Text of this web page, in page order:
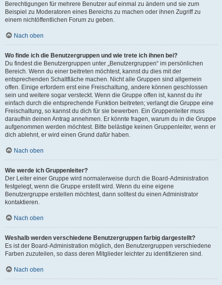
Berechtigungen für mehrere Benutzer auf einmal zu ändern und sie zum
Beispiel zu Moderatoren eines Bereichs zu machen oder ihnen Zugriff zu
einem nichtöffentlichen Forum zu geben.
Nach oben
Wo finde ich die Benutzergruppen und wie trete ich ihnen bei?
Du findest die Benutzergruppen unter „Benutzergruppen“ im persönlichen
Bereich. Wenn du einer beitreten möchtest, kannst du dies mit der
entsprechenden Schaltfläche machen. Nicht alle Gruppen sind allgemein
offen. Einige erfordern erst eine Freischaltung, andere können geschlossen
sein und weitere sogar versteckt. Wenn die Gruppe offen ist, kannst du ihr
einfach durch die entsprechende Funktion beitreten; verlangt die Gruppe eine
Freischaltung, so kannst du dich für sie bewerben. Ein Gruppenleiter muss
daraufhin deinen Antrag annehmen. Er könnte fragen, warum du in die Gruppe
aufgenommen werden möchtest. Bitte belästige keinen Gruppenleiter, wenn er
dich ablehnt, er wird einen Grund dafür haben.
Nach oben
Wie werde ich Gruppenleiter?
Der Leiter einer Gruppe wird normalerweise durch die Board-Administration
festgelegt, wenn die Gruppe erstellt wird. Wenn du eine eigene
Benutzergruppe erstellen möchtest, dann solltest du einen Administrator
kontaktieren.
Nach oben
Weshalb werden verschiedene Benutzergruppen farbig dargestellt?
Es ist der Board-Administration möglich, den Benutzergruppen verschiedene
Farben zuzuteilen, so dass deren Mitglieder leichter zu identifizieren sind.
Nach oben